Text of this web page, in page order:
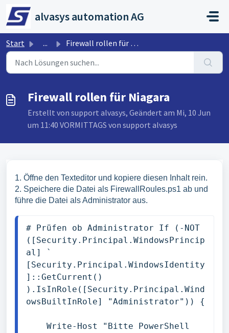
Zum hauptsächlichen Inhalt gehen
alvasys automation AG
Start ... Firewall rollen für Niagara
Firewall rollen für Niagara
Erstellt von support alvasys, Geändert am Mi, 10 Jun
um 11:40 VORMITTAGS von support alvasys
1. Öffne den Texteditor und kopiere diesen Inhalt rein.
2. Speichere die Datei als FirewallRoules.ps1 ab und
führe die Datei als Administrator aus.
# Prüfen ob Administrator If (-NOT
([Security.Principal.WindowsPrincip
al] `
[Security.Principal.WindowsIdentity
]::GetCurrent()
).IsInRole([Security.Principal.Wind
owsBuiltInRole] "Administrator")) {